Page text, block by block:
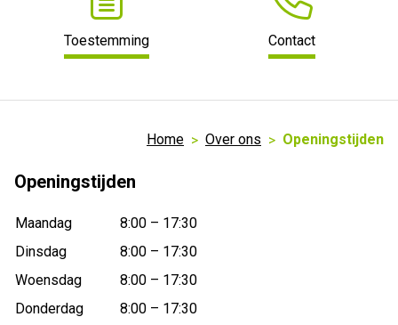
Toestemming Contact
Home Over ons Openingstijden
Openingstijden
Maandag
8:00 – 17:30
Dinsdag
8:00 – 17:30
Woensdag
8:00 – 17:30
Donderdag
8:00 – 17:30